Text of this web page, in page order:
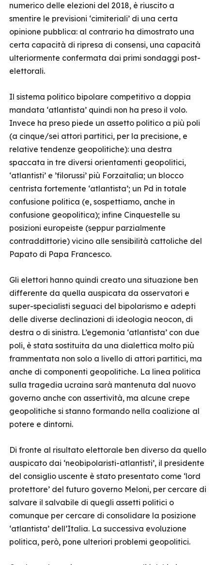
numerico delle elezioni del 2018, è riuscito a
smentire le previsioni ‘cimiteriali’ di una certa
opinione pubblica: al contrario ha dimostrato una
certa capacità di ripresa di consensi, una capacità
ulteriormente confermata dai primi sondaggi post-
elettorali.
Il sistema politico bipolare competitivo a doppia
mandata ‘atlantista’ quindi non ha preso il volo.
Invece ha preso piede un assetto politico a più poli
(a cinque/sei attori partitici, per la precisione, e
relative tendenze geopolitiche): una destra
spaccata in tre diversi orientamenti geopolitici,
‘atlantisti’ e ’filorussi’ più Forzaitalia; un blocco
centrista fortemente ‘atlantista’; un Pd in totale
confusione politica (e, sospettiamo, anche in
confusione geopolitica); infine Cinquestelle su
posizioni europeiste (seppur parzialmente
contraddittorie) vicino alle sensibilità cattoliche del
Papato di Papa Francesco.
Gli elettori hanno quindi creato una situazione ben
differente da quella auspicata da osservatori e
super-specialisti seguaci del bipolarismo e adepti
delle diverse declinazioni di ideologia neocon, di
destra o di sinistra. L’egemonia ‘atlantista’ con due
poli, è stata sostituita da una dialettica molto più
frammentata non solo a livello di attori partitici, ma
anche di componenti geopolitiche. La linea politica
sulla tragedia ucraina sarà mantenuta dal nuovo
governo anche con assertività, ma alcune crepe
geopolitiche si stanno formando nella coalizione al
potere e dintorni.
Di fronte al risultato elettorale ben diverso da quello
auspicato dai ‘neobipolaristi-atlantisti’, il presidente
del consiglio uscente è stato presentato come ‘lord
protettore’ del futuro governo Meloni, per cercare di
salvare il salvabile di quegli assetti politici o
comunque per cercare di consolidare la posizione
‘atlantista’ dell’Italia. La successiva evoluzione
politica, però, pone ulteriori problemi geopolitici.